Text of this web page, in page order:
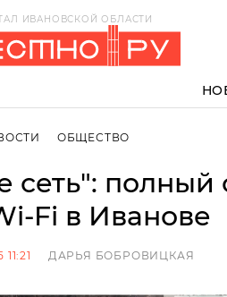
ИВАНОВСКОЙ ОБЛАСТИ
ОБЩЕСТВО
сеть": полный
Fi в Иванове
ДАРЬЯ БОБРОВИЦКАЯ